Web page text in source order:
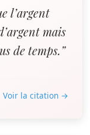
l’argent
mais
de temps.”
Voir la citation →